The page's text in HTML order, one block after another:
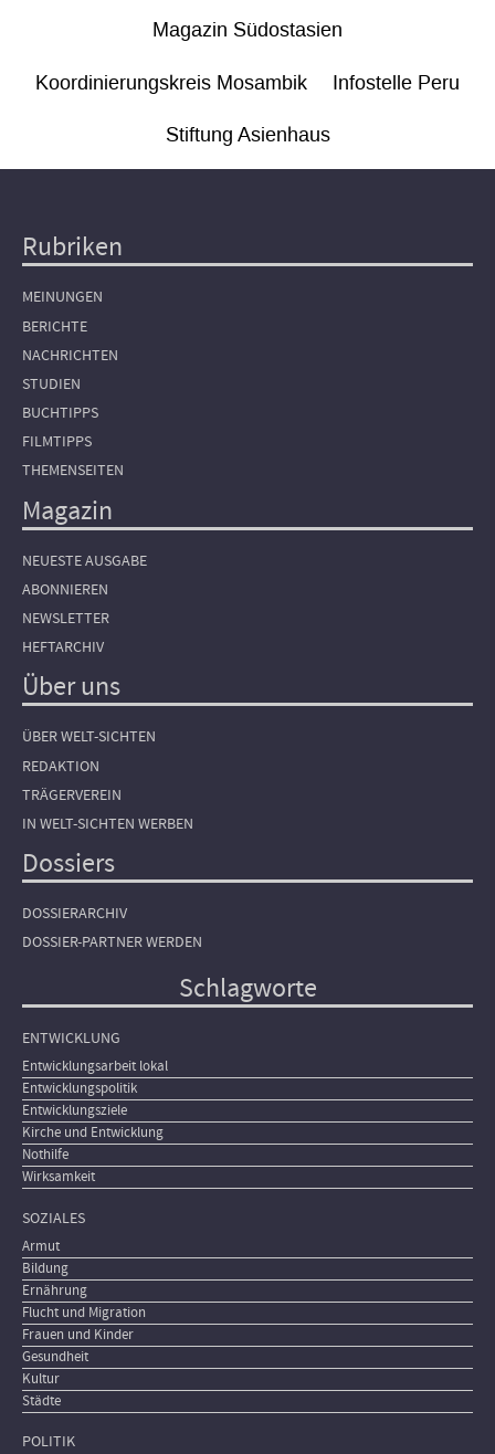
Magazin Südostasien
Koordinierungskreis Mosambik Infostelle Peru
Stiftung Asienhaus
Hauptnavigation
Rubriken
MEINUNGEN
BERICHTE
NACHRICHTEN
STUDIEN
BUCHTIPPS
FILMTIPPS
THEMENSEITEN
Magazin
NEUESTE AUSGABE
ABONNIEREN
NEWSLETTER
HEFTARCHIV
Über uns
ÜBER WELT-SICHTEN
REDAKTION
TRÄGERVEREIN
IN WELT-SICHTEN WERBEN
Dossiers
DOSSIERARCHIV
DOSSIER-PARTNER WERDEN
Schlagworte
ENTWICKLUNG
Entwicklungsarbeit lokal
Entwicklungspolitik
Entwicklungsziele
Kirche und Entwicklung
Nothilfe
Wirksamkeit
SOZIALES
Armut
Bildung
Ernährung
Flucht und Migration
Frauen und Kinder
Gesundheit
Kultur
Städte
POLITIK